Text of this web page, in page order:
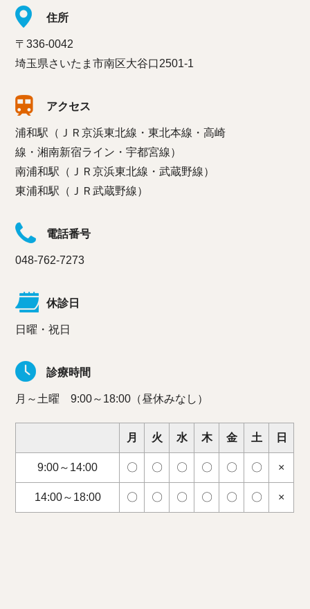
住所
〒336-0042
埼玉県さいたま市南区大谷口2501-1
アクセス
浦和駅（ＪＲ京浜東北線・東北本線・高崎
線・湘南新宿ライン・宇都宮線）
南浦和駅（ＪＲ京浜東北線・武蔵野線）
東浦和駅（ＪＲ武蔵野線）
電話番号
048-762-7273
休診日
日曜・祝日
診療時間
月～土曜 9:00～18:00（昼休みなし）
月 火 水 木 金 土 日
9:00～14:00 〇 〇 〇 〇 〇 〇 ×
14:00～18:00 〇 〇 〇 〇 〇 〇 ×